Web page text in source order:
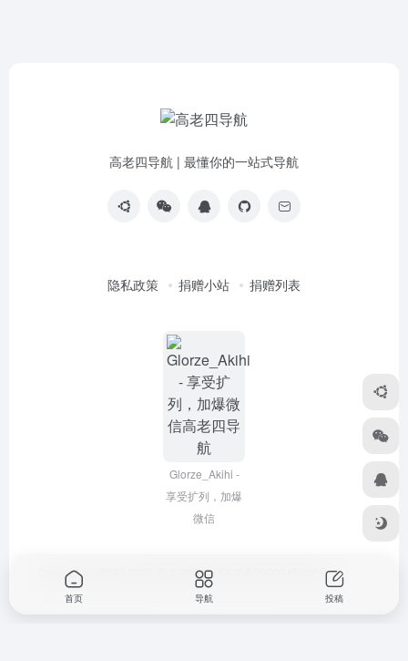
高老四导航 | 最懂你的一站式导航
隐私政策 捐赠小站 捐赠列表
Glorze_Akihi -
享受扩列，加爆
微信
Copyright © 2022-2026 高老四导航 浙ICP备2020045320号-3
首页 导航 投稿